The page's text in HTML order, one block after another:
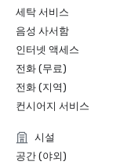
2025 트립어드바
트래블러스 초이스
객 만족도, 맞춤형
에서 영감을 받은
지속적인 헌신을
한 직원, 유연한 이
세탁 서비스
음성 사서함
인터넷 액세스
전화 (무료)
전화 (지역)
컨시어지 서비스
시설
공간 (야외)